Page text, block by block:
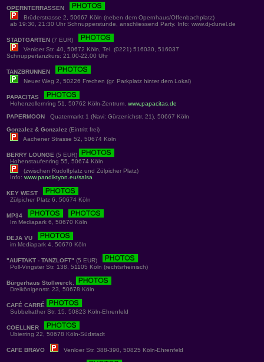
OPERNTERRASSEN
Brüderstrasse 2, 50667 Köln (neben dem Opernhaus/Offenbachplatz)
ab 19:30, 21:30 Uhr Schnupperstunde, anschliessend Party. Info: www.dj-dunel.de
STADTGARTEN (7 EUR)
Venloer Str. 40, 50672 Köln, Tel. (0221) 516030, 516037
Schnuppertanzkurs: 21.00-22.00 Uhr
TANZBRUNNEN
Neuer Weg 2, 50226 Frechen (gr. Parkplatz hinter dem Lokal)
PAPACITAS
Hohenzollernring 51, 50762 Köln-Zentrum. www.papacitas.de
PAPERMOON Quatermarkt 1 (Navi: Gürzenichstr. 21), 50667 Köln
Gonzalez & Gonzalez (Eintritt frei)
Aachener Strasse 52, 50674 Köln
BERRY LOUNGE (5 EUR)
Hohenstaufenring 55, 50674 Köln
(zwischen Rudolfplatz und Zülpicher Platz)
Info: www.pandiktyon.eu/salsa
KEY WEST
Zülpicher Platz 6, 50674 Köln
MP34
Im Mediapark 6, 50670 Köln
DEJA VU
im Mediapark 4, 50670 Köln
"AUFTAKT - TANZLOFT" (5 EUR)
Poll-Vingster Str. 138, 51105 Köln (rechtsrheinisch)
Bürgerhaus Stollwerck,
Dreikönigenstr. 23, 50678 Köln
CAFÉ CARRÉ
Subbelrather Str. 15, 50823 Köln-Ehrenfeld
COELLNER
Ubierring 22, 50678 Köln-Südstadt
CAFE BRAVO Venloer Str. 388-390, 50825 Köln-Ehrenfeld